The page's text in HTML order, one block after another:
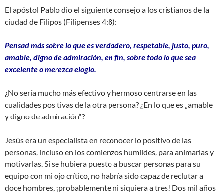
El apóstol Pablo dio el siguiente consejo a los cristianos de la
ciudad de Filipos (Filipenses 4:8):
Pensad más sobre lo que es verdadero, respetable, justo, puro,
amable, digno de admiración, en fin, sobre todo lo que sea
excelente o merezca elogio.
¿No sería mucho más efectivo y hermoso centrarse en las
cualidades positivas de la otra persona? ¿En lo que es „amable
y digno de admiración“?
Jesús era un especialista en reconocer lo positivo de las
personas, incluso en los comienzos humildes, para animarlas y
motivarlas. Si se hubiera puesto a buscar personas para su
equipo con mi ojo crítico, no habría sido capaz de reclutar a
doce hombres, ¡probablemente ni siquiera a tres! Dos mil años